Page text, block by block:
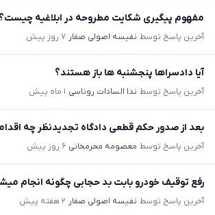
مفهوم پیگیری شکایت مطروحه در ابلاغیه چیست؟
آخرین پاسخ توسط نفیسه اصولی صفار ۷ روز پیش
آیا دادسراها پنجشنبه ها باز هستند؟
آخرین پاسخ توسط ندا السادات روناسی ۱ ماه پیش
بعد از صدور حکم قطعی دادگاه تجدیدنظر چه
آخرین پاسخ توسط معصومه محرمخانی ۶ روز پیش
رفع توقیف خودرو بابت بد حجابی چگونه انجام
آخرین پاسخ توسط نفیسه اصولی صفار ۲ هفته پیش